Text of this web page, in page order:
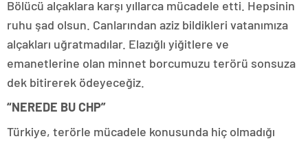
Bölücü alçaklara karşı yıllarca mücadele etti. Hepsinin
ruhu şad olsun. Canlarından aziz bildikleri vatanımıza
alçakları uğratmadılar. Elazığlı yiğitlere ve
emanetlerine olan minnet borcumuzu terörü sonsuza
dek bitirerek ödeyeceğiz.
“NEREDE BU CHP”
Türkiye, terörle mücadele konusunda hiç olmadığı